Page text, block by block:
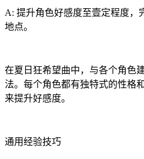
A: 提升角色好感度至壹定程度，
地点。
在夏日狂希望曲中，与各个角色
法。每个角色都有独特式的性格
来提升好感度。
通用经验技巧